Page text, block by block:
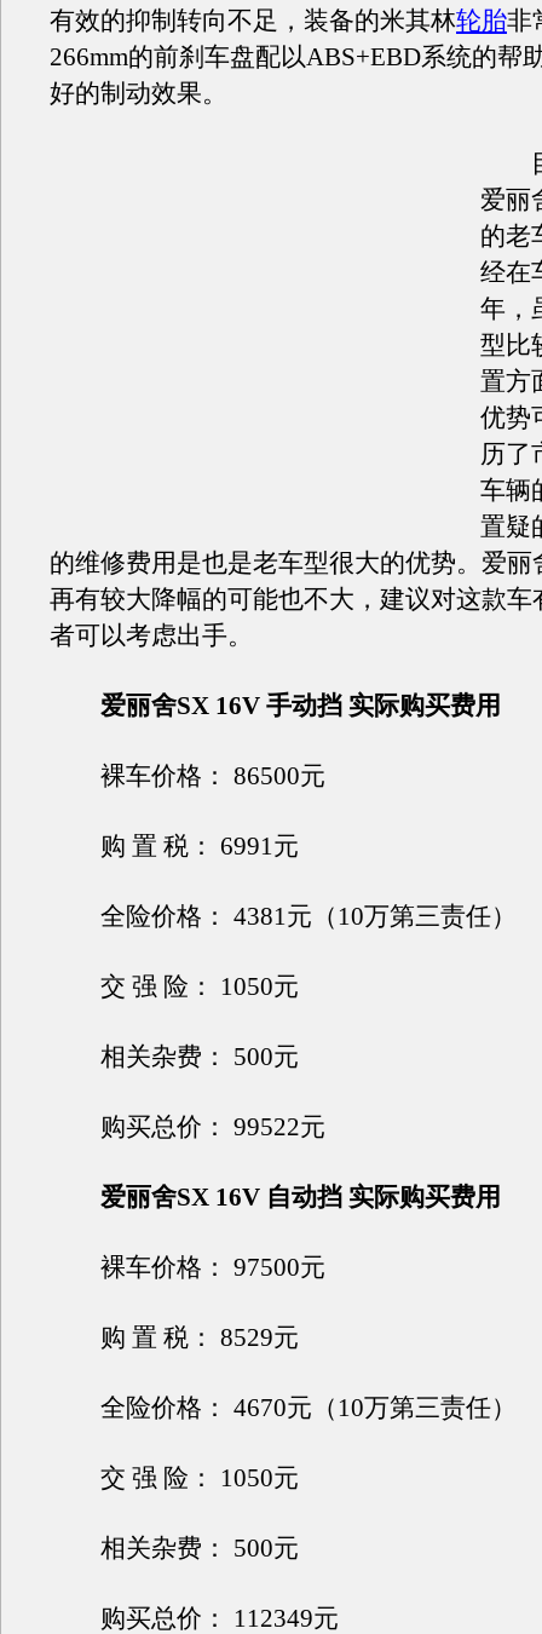
有效的抑制转向不足，装备的米其林轮胎非
266mm的前刹车盘配以ABS+EBD系统的帮
好的制动效果。
目
爱丽
的老
经在
年，
型比
置方
优势
历了
车辆
置疑
的维修费用是也是老车型很大的优势。爱丽
再有较大降幅的可能也不大，建议对这款车
者可以考虑出手。
爱丽舍SX 16V 手动挡 实际购买费用
裸车价格： 86500元
购 置 税： 6991元
全险价格： 4381元（10万第三责任）
交 强 险： 1050元
相关杂费： 500元
购买总价： 99522元
爱丽舍SX 16V 自动挡 实际购买费用
裸车价格： 97500元
购 置 税： 8529元
全险价格： 4670元（10万第三责任）
交 强 险： 1050元
相关杂费： 500元
购买总价： 112349元